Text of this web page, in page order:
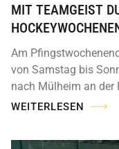
MIT TEAMGEIST
Am
von Samstag bis
nach Mülheim an der
WEITERLESEN